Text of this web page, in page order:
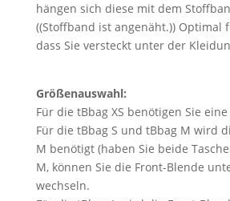
hängen sich diese mit dem
((Stoffband ist angenäht.)) Optimal
dass Sie versteckt unter der
Größenauswahl:
Für die tBbag XS benötigen Sie
Für die tBbag S und tBbag M wird
M benötigt (haben Sie beide
M, können Sie die Front-Blende
wechseln.